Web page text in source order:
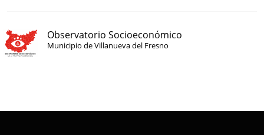
Observatorio Socioeconómico
Municipio de Villanueva del Fresno